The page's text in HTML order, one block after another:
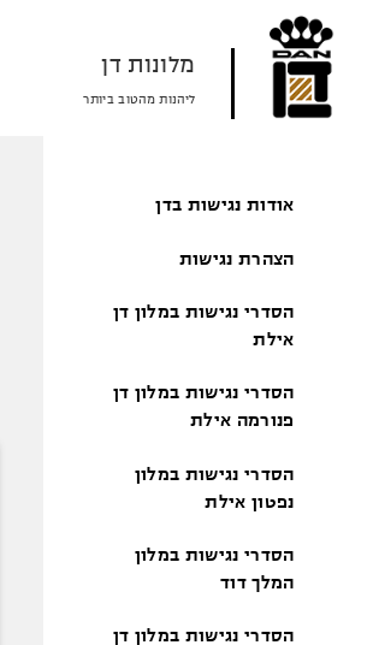
לאזור
תפריט
לתוכן
המרכזי
לאזור
תפריט
מלונות דן
ליהנות מהטוב ביותר
אודות נגישות בדן
הצהרת נגישות
הסדרי נגישות במלון דן
אילת
הסדרי נגישות במלון דן
פנורמה אילת
הסדרי נגישות במלון
נפטון אילת
הסדרי נגישות במלון
המלך דוד
הסדרי נגישות במלון דן